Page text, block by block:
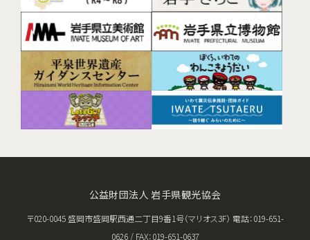
公益財団法人 岩手県観光協会
〒020-0045 盛岡市盛岡駅西通二丁目9番1号（マリオス3F） 電話：019-651-
0626 / FAX：019-651-0637